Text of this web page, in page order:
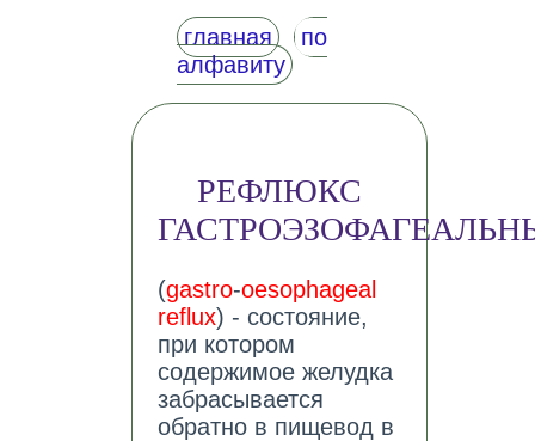
главная
по
алфавиту
РЕФЛЮКС
(gastro-oesophageal
reflux) - состояние,
при котором
содержимое желудка
забрасывается
обратно в пищевод в